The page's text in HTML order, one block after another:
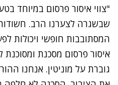
"צווי איסור פרסום במיוחד
שבשגרה לצערנו הרב.
המסתובבות חופשי ויכולות
איסור פרסום מסכנת ומסוכנת
גוברת על מוניטין. אנחנו